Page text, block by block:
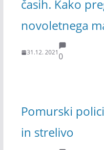
časih. Kako
novoletnega
31.12. 20210
Pomurski
in strelivo